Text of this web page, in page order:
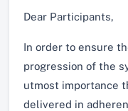
Dear Participants,
In order to ensure
progression of the
utmost importance
delivered in